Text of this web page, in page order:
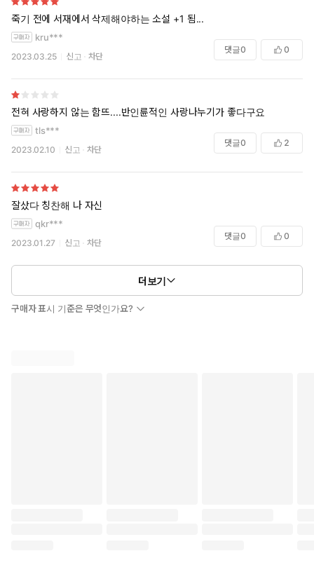
죽기 전에 서재에서 삭제해야하는 소설 +1 됨...
kru***
2023.03.25 신고 차단
댓글0 0
전혀 사랑하지 않는 함뜨....반인륜적인 사랑나누기가 좋다구요
tls***
2023.02.10 신고 차단
댓글0 2
잘샀다 칭찬해 나 자신
qkr***
2023.01.27 신고 차단
댓글0 0
더보기
구매자 표시 기준은 무엇인가요?